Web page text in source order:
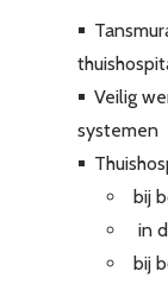
Veilig
systemen
bij
in
bij